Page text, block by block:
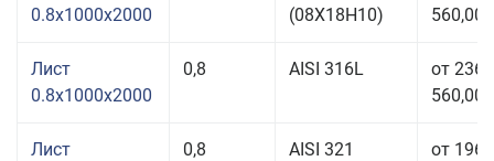
0.8x1000x2000
(08Х18Н10)
560,00
Лист
0.8x1000x2000
0,8 AISI 316L
от 236
560,00
Лист
0,8
AISI 321
от 196